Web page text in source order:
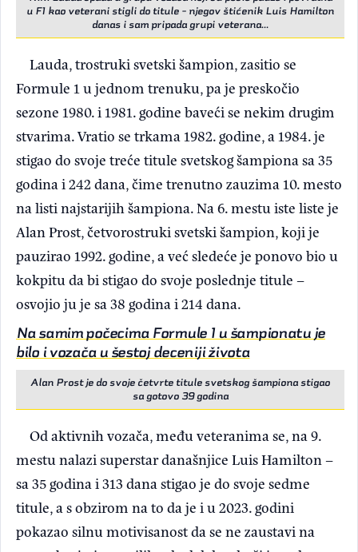
u F1 kao veterani stigli do titule - njegov štićenik Luis Hamilton
danas i sam pripada grupi veterana...
Lauda, trostruki svetski šampion, zasitio se
Formule 1 u jednom trenuku, pa je preskočio
sezone 1980. i 1981. godine baveći se nekim drugim
stvarima. Vratio se trkama 1982. godine, a 1984. je
stigao do svoje treće titule svetskog šampiona sa 35
godina i 242 dana, čime trenutno zauzima 10. mesto
na listi najstarijih šampiona. Na 6. mestu iste liste je
Alan Prost, četvorostruki svetski šampion, koji je
pauzirao 1992. godine, a već sledeće je ponovo bio u
kokpitu da bi stigao do svoje poslednje titule –
osvojio ju je sa 38 godina i 214 dana.
Na samim počecima Formule 1 u šampionatu je
bilo i vozača u šestoj deceniji života
Alan Prost je do svoje četvrte titule svetskog šampiona stigao
sa gotovo 39 godina
Od aktivnih vozača, među veteranima se, na 9.
mestu nalazi superstar današnjice Luis Hamilton –
sa 35 godina i 313 dana stigao je do svoje sedme
titule, a s obzirom na to da je i u 2023. godini
pokazao silnu motivisanost da se ne zaustavi na